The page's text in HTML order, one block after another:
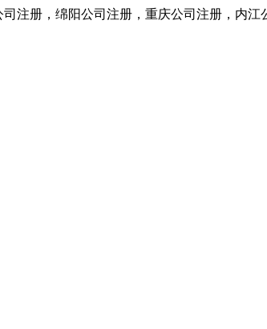
注册，绵阳公司注册，重庆公司注册，内